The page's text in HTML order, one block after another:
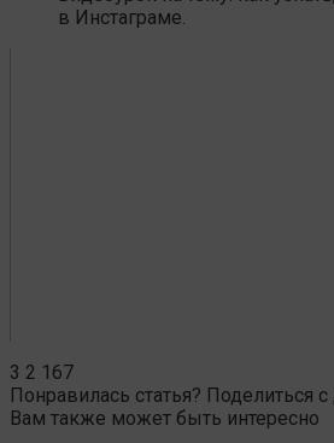
в Инстаграме.
3 2 167
Понравилась статья? Поделиться
Вам также может быть интересно